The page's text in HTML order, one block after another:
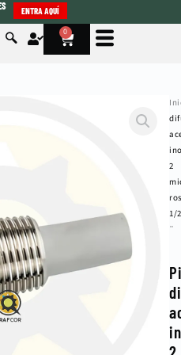
ENTRA AQUÍ
0
Cart
2
1/2
¨